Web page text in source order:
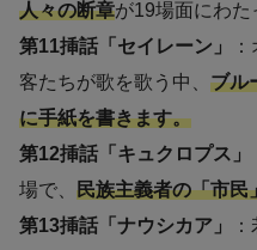
人々の断章が19場面にわた
第11挿話「セイレーン」
客たちが歌を歌う中、 ブル
に手紙を書きます。
第12挿話「キュクロプス」
場で、 民族主義者の「市民
第13挿話「ナウシカア」